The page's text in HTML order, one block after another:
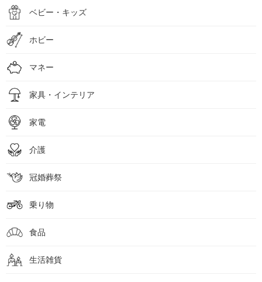
ベビー・キッズ
ホビー
マネー
家具・インテリア
家電
介護
冠婚葬祭
乗り物
食品
生活雑貨